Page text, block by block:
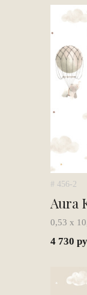
# 456-2
Aura
0,53 х
4 730